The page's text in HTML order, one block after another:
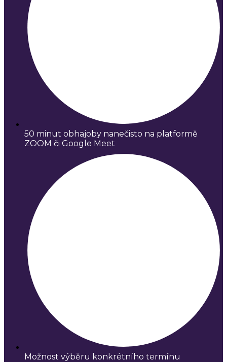
50 minut obhajoby nanečisto na platformě
ZOOM či Google Meet
Možnost výběru konkrétního termínu